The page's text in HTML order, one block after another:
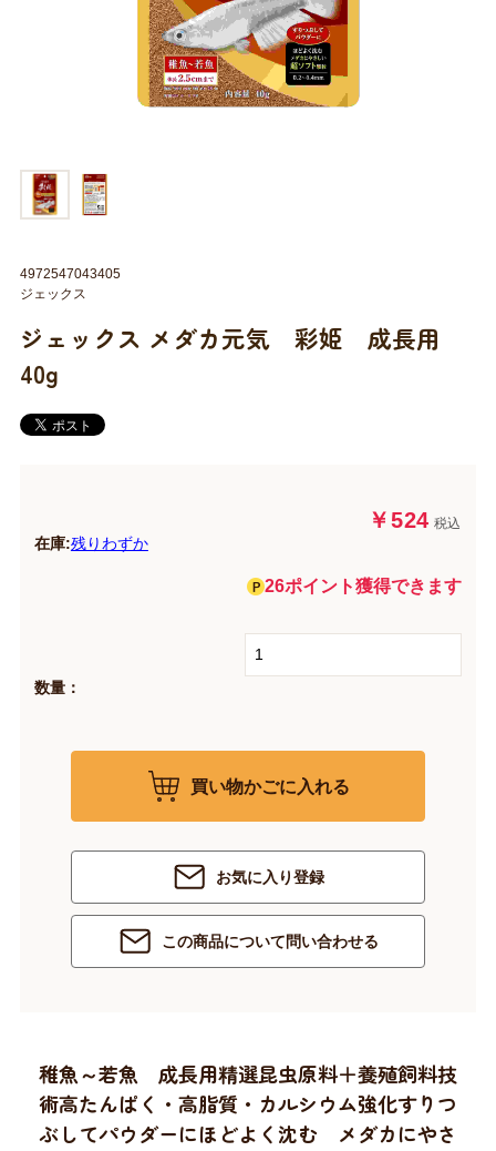
ジェックス メダカ元気 彩姫 成長用
40g
￥524 税込
在庫:残りわずか
26ポイント獲得できます
数量：
買い物かごに入れる
お気に入り登録
この商品について問い合わせる
4972547043405
ジェックス
稚魚～若魚 成長用精選昆虫原料＋養殖飼料技
術高たんぱく・高脂質・カルシウム強化すりつ
ぶしてパウダーにほどよく沈む メダカにやさ